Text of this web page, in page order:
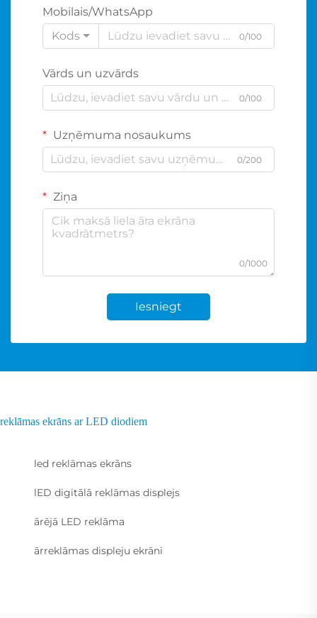
Mobilais/WhatsApp
Kods
0/100
Vārds un uzvārds
0/100
Uzņēmuma nosaukums
0/200
Ziņa
0/1000
Iesniegt
reklāmas ekrāns ar LED diodiem
led reklāmas ekrāns
lED digitālā reklāmas displejs
ārējā LED reklāma
ārreklāmas displeju ekrāni